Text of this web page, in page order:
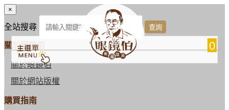
0
×
全站搜尋
關於眼鏡伯
關於眼鏡伯
關於網站版權
購買指南